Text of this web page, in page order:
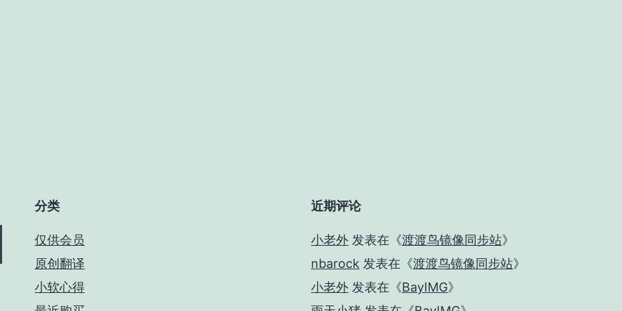
分类
仅供会员
原创翻译
小软心得
近期评论
小老外 发表在《渡渡鸟镜像同步站》
nbarock 发表在《渡渡鸟镜像同步站》
小老外 发表在《BayIMG》